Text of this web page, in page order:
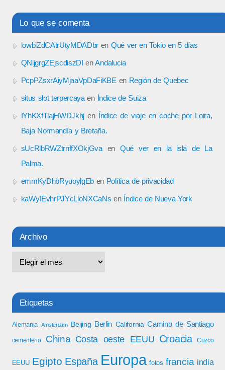
Lo que se comenta
lowbiZdCAtrUtyMDADbr en Qué ver en Tokio en 5 días
QNijgrgZEjscdiszDI enAndalucia
PcpPZsxrAiyMjaaVpDaFiKBE en Región de Quebec
situs slot terpercayaen Índice de Suiza
IYhKXfTlajHWDJkhj en Índice de viaje en coche por Loira,
Baja Normandía y Bretaña.
sUcRlbRWZtrnffXOkjGvaen Qué ver en la isla de La
Palma.
emmKyDhbRyuoylgEb en Política de privacidad
kaWyIEvhrPJYcLloNXCaNs en Índice de Nueva York
Archivo
Etiquetas
Alemania Amsterdam Beijing Berlin California Camino de Santiago
cementerio China Costa oeste EEUU Croacia Cuzco
EEUU Egipto España Europa fotos francia india